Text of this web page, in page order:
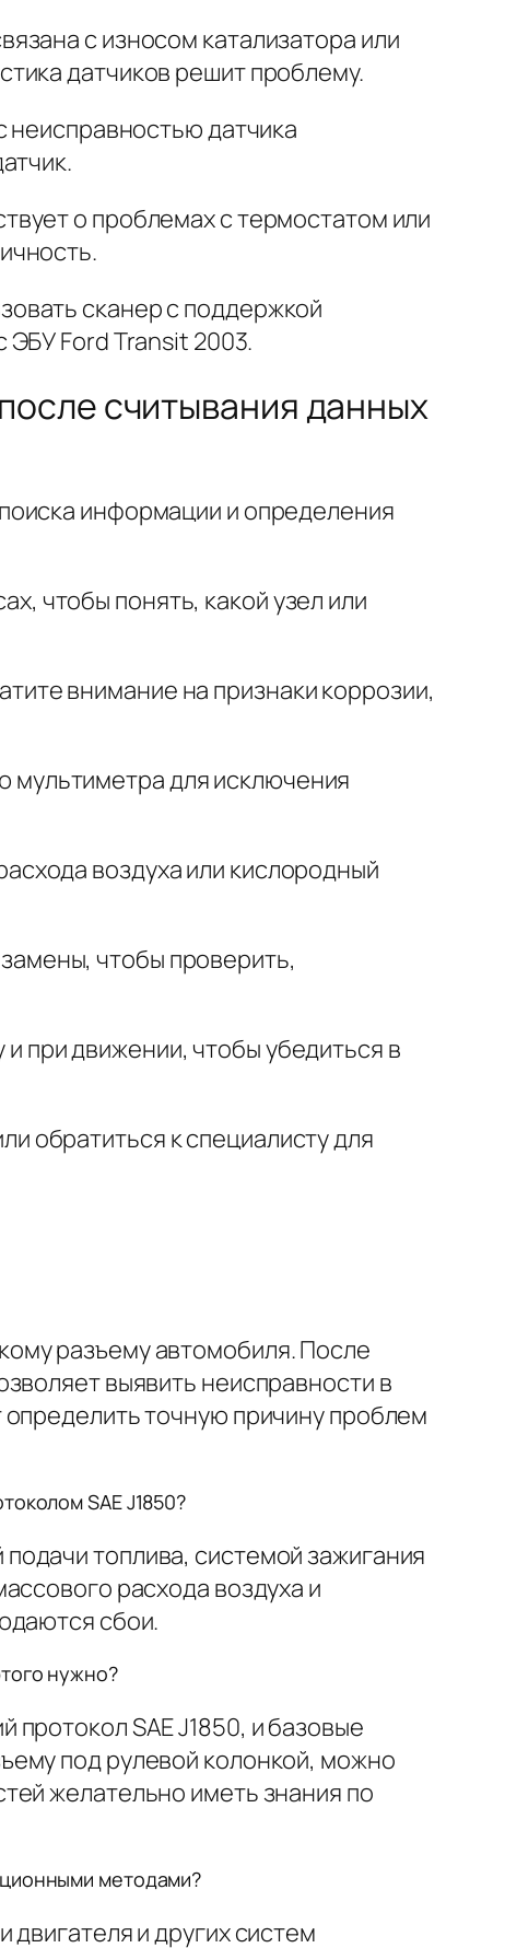
с износом катализатора или
датчиков решит проблему.
неисправностью датчика
о проблемах с термостатом или
сканер с поддержкой
ЭБУ Ford Transit 2003.
считывания данных
информации и определения
чтобы понять, какой узел или
внимание на признаки коррозии,
для исключения
воздуха или кислородный
чтобы проверить,
и при движении, чтобы убедиться в
обратиться к специалисту для
разъему автомобиля. После
выявить неисправности в
точную причину проблем
SAE J1850?
топлива, системой зажигания
расхода воздуха и
сбои.
нужно?
SAE J1850, и базовые
под рулевой колонкой, можно
желательно иметь знания по
методами?
и других систем